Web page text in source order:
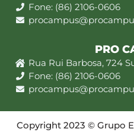
Fone: (86) 2106-0606
PRO
Rua Rui Barbosa, 724
Fone: (86) 2106-0606
Copyright 2023 © Grupo